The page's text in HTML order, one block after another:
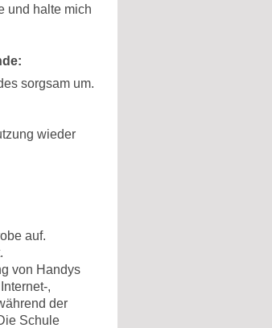
und halte mich
sorgsam um.
wieder
auf.
von Handys
,
der
Schule